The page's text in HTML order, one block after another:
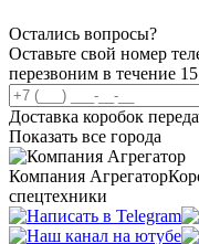
Остались вопросы?
Оставьте свой номер
перезвоним в течение
Доставка коробок
Показать все города
Компания Агрегатор
спецтехники